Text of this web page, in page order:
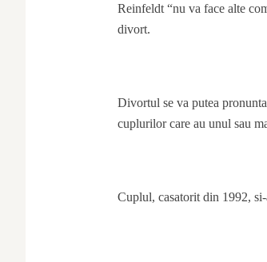
Reinfeldt “nu va face alte
divort.
Divortul se va putea
cuplurilor care au unul sau
Cuplul, casatorit din 1992,